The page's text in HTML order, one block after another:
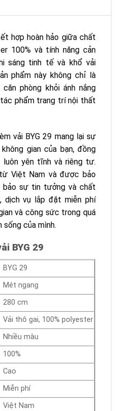
hợp hoàn hảo giữa chất
100% và tính năng cản
sáng tinh tế và khổ vải
phẩm này không chỉ là
phòng khỏi ánh nắng
phẩm trang trí nội thất
vải BYG 29 mang lại sự
gian của bạn, đồng
yên tĩnh và riêng tư.
Việt Nam và được bảo
bảo sự tin tưởng và chất
dịch vụ lắp đặt miễn phí
và công sức trong quá
của mình.
BYG 29
BYG 29
Mét ngang
280 cm
Vải thô gai, 100% polyester
Nhiều màu
100%
Cao
Miễn phí
Việt Nam